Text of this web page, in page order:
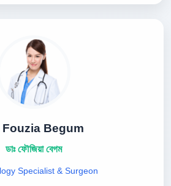
Fouzia Begum
ডাঃ ফৌজিয়া বেগম
Specialist & Surgeon